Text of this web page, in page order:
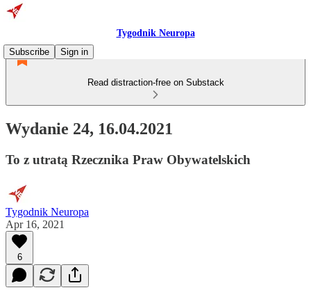
Tygodnik Neuropa
Subscribe
Sign in
Read distraction-free on Substack
Wydanie 24, 16.04.2021
To z utratą Rzecznika Praw Obywatelskich
Tygodnik Neuropa
Apr 16, 2021
6